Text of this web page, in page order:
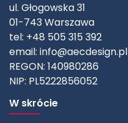
ul. Głogowska 31
01-743 Warszawa
tel: +48 505 315 392
email: info@aecdesign.pl
REGON: 140980286
NIP: PL5222856052
W skrócie